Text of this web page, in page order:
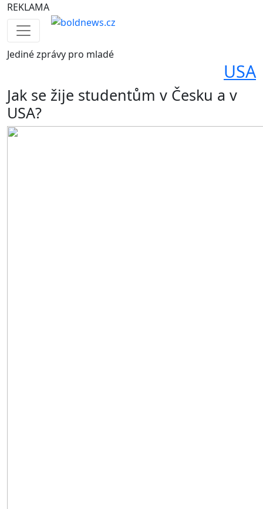
REKLAMA
Jedinézprávy pro mladé
USA
Jak se žije studentům v Česku a v
USA?